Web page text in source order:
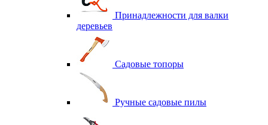
Принадлежности для валки
деревьев
Садовые топоры
Ручные садовые пилы